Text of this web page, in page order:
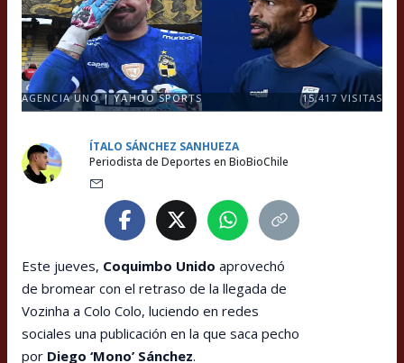
AGENCIA UNO | YAHOO SPORTS 15,417VISITAS
ÍTALO SÁNCHEZ SANHUEZA
Periodista de Deportes en BioBioChile
Este jueves, Coquimbo Unido aprovechó
de bromear con el retraso de la llegada de
Vozinha a Colo Colo, luciendo en redes
sociales una publicación en la que saca pecho
por Diego ‘Mono’ Sánchez.